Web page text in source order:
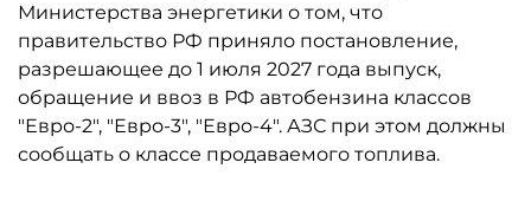
Министерства энергетики о том, что
правительство РФ приняло постановление,
разрешающее до 1 июля 2027 года выпуск,
обращение и ввоз в РФ автобензина классов
"Евро-2", "Евро-3", "Евро-4". АЗС при этом должны
сообщать о классе продаваемого топлива.